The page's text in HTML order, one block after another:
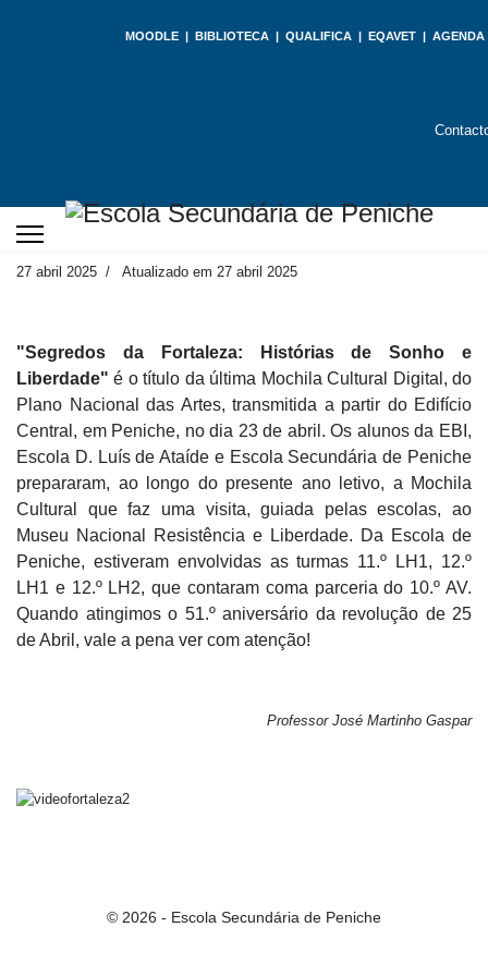
MOODLE | BIBLIOTECA | QUALIFICA | EQAVET | AGENDA
27 abril 2025 Atualizado em 27 abril 2025
"Segredos da Fortaleza: Histórias de Sonho e
Liberdade" é o título da última Mochila Cultural Digital, do
Plano Nacional das Artes, transmitida a partir do Edifício
Central, em Peniche, no dia 23 de abril. Os alunos da EBI,
Escola D. Luís de Ataíde e Escola Secundária de Peniche
prepararam, ao longo do presente ano letivo, a Mochila
Cultural que faz uma visita, guiada pelas escolas, ao
Museu Nacional Resistência e Liberdade. Da Escola de
Peniche, estiveram envolvidas as turmas 11.º LH1, 12.º
LH1 e 12.º LH2, que contaram coma parceria do 10.º AV.
Quando atingimos o 51.º aniversário da revolução de 25
de Abril, vale a pena ver com atenção!
Professor José Martinho Gaspar
© 2026 - Escola Secundária de Peniche